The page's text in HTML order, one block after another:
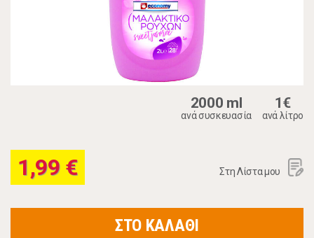
2000 ml
ανά συσκευασία
1€
ανά λίτρο
1,99 € Στη Λίστα μου
ΣΤΟ ΚΑΛΑΘΙ